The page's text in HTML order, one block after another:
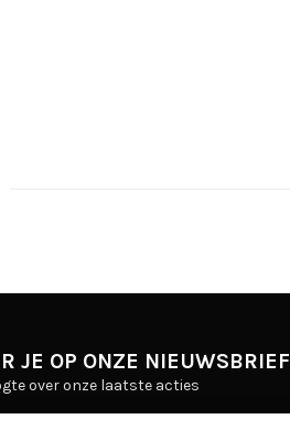
JE OP ONZE NIEUWSBRIEF
over onze laatste acties